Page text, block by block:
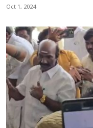
Oct 1, 2024